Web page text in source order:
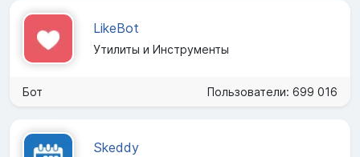
LikeBot
Утилиты и Инструменты
Бот Пользователи: 699 016
Skeddy